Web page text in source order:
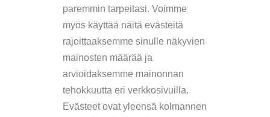
paremmin tarpeitasi. Voimme
myös käyttää näitä evästeitä
rajoittaaksemme sinulle näkyvien
mainosten määrää ja
arvioidaksemme mainonnan
tehokkuutta eri verkkosivuilla.
Evästeet ovat yleensä kolmannen